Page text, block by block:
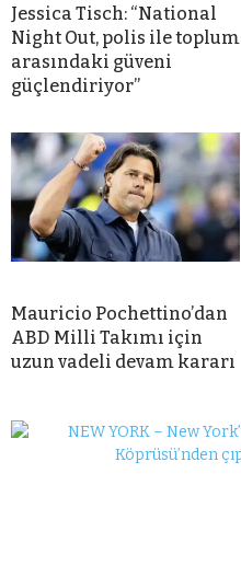
Jessica Tisch: “National
Night Out, polis ile toplum
arasındaki güveni
güçlendiriyor”
Mauricio Pochettino’dan
ABD Milli Takımı için
uzun vadeli devam kararı